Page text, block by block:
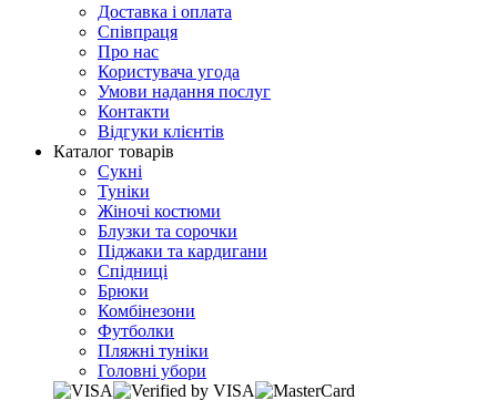
Доставка і оплата
Співпраця
Про нас
Користувача угода
Умови надання послуг
Контакти
Відгуки клієнтів
Каталог товарів
Сукні
Туніки
Жіночі костюми
Блузки та сорочки
Піджаки та кардигани
Спідниці
Брюки
Комбінезони
Футболки
Пляжні туніки
Головні убори